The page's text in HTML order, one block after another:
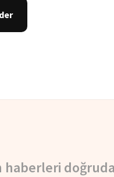
haberleri